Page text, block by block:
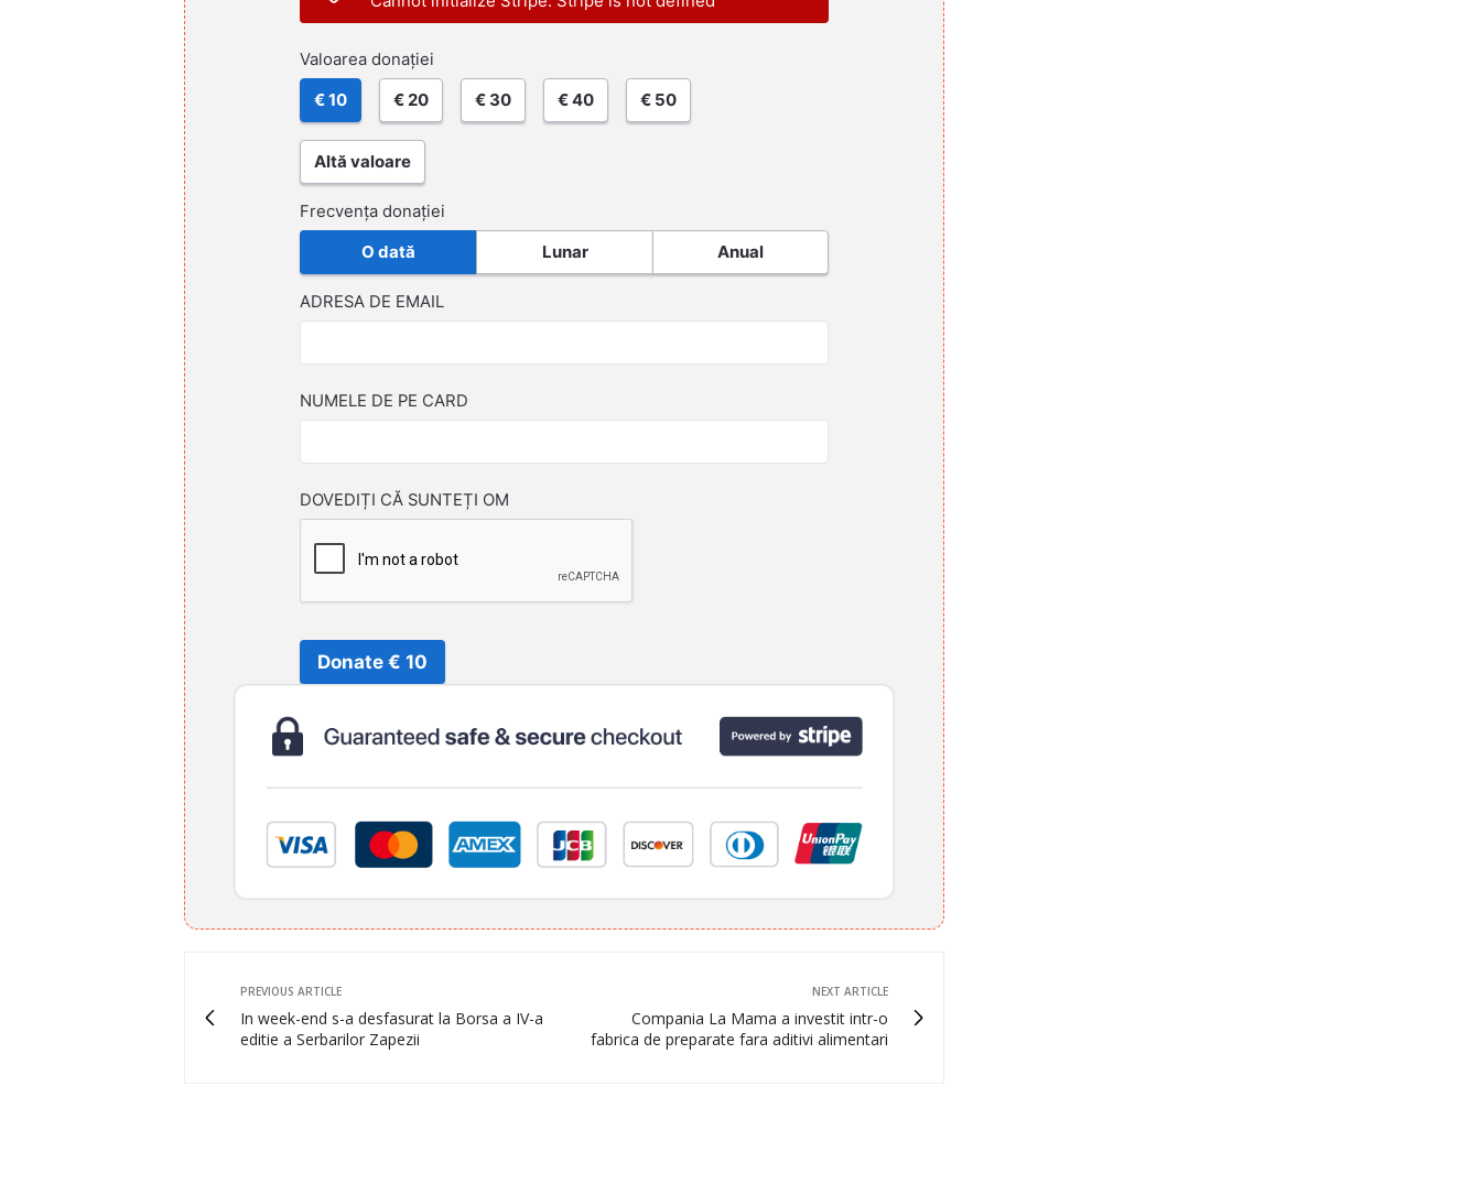
Valoarea donației
€ 10 € 20 € 30 € 40 € 50
Altă valoare
Frecvența donației
O dată Lunar Anual
ADRESA DE EMAIL
NUMELE DE PE CARD
DOVEDIȚI CĂ SUNTEȚI OM
Donate € 10
PREVIOUS ARTICLE
In week-end s-a desfasurat la Borsa a IV-a
editie a Serbarilor Zapezii
NEXT ARTICLE
Compania La Mama a investit intr-o
fabrica de preparate fara aditivi alimentari